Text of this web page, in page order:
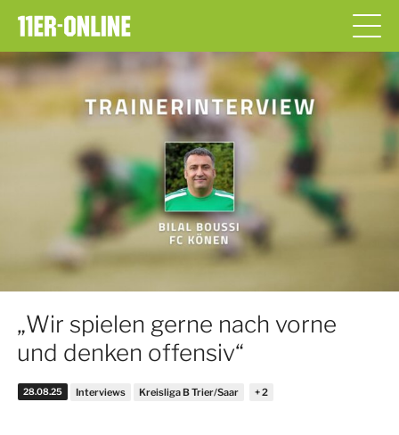
„Wir spielen gerne nach vorne
und denken offensiv“
28.08.25 Interviews Kreisliga B Trier/Saar